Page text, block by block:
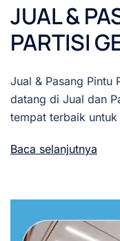
JUAL &
PARTISI
Jual & Pasang Pintu
datang di Jual dan
tempat terbaik
Baca selanjutnya